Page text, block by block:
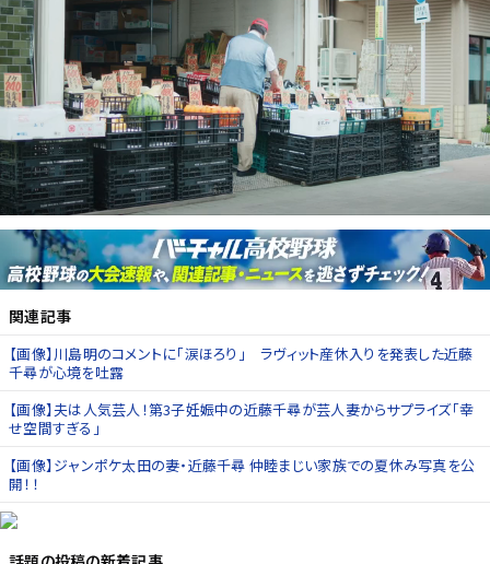
関連記事
【画像】川島明のコメントに「涙ほろり」 ラヴィット産休入りを発表した近藤
千尋が心境を吐露
【画像】夫は人気芸人！第3子妊娠中の近藤千尋が芸人妻からサプライズ「幸
せ空間すぎる」
【画像】ジャンポケ太田の妻・近藤千尋 仲睦まじい家族での夏休み写真を公
開！！